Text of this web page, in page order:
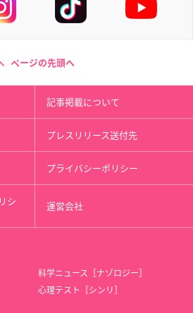
ページの先頭へ
記事掲載について
プレスリリース送付先
プライバシーポリシー
シ 運営会社
科学ニュース［ナゾロジー］
心理テスト［シンリ］